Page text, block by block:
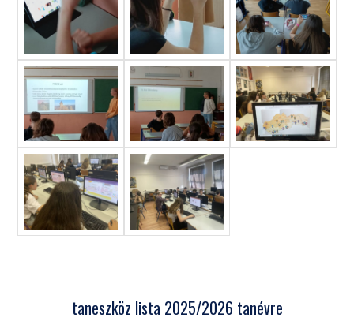
taneszköz lista 2025/2026 tanévre